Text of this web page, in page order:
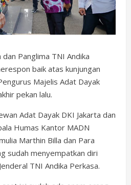
Panglima TNI Andika
baik atas kunjungan
Majelis Adat Dayak
pekan lalu.
Adat Dayak DKI Jakarta dan
Humas Kantor MADN
Marthin Billa dan Para
sudah menyempatkan diri
TNI Andika Perkasa.